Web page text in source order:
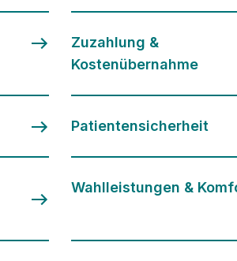
Zuzahlung &
Kostenübernahme
Patientensicherheit
Wahlleistungen &